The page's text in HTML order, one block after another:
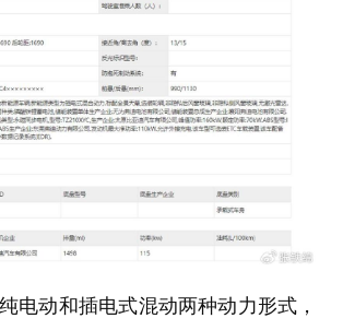
电动和插电式混动两种动力形式，